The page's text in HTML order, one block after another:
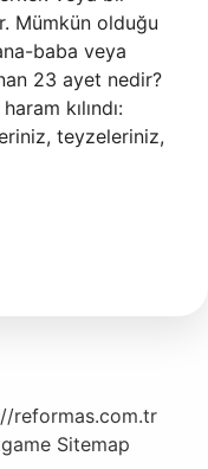
Mümkün olduğu
baba veya
23 ayet nedir?
kılındı:
teyzeleriniz,
reformas.com.tr
Sitemap